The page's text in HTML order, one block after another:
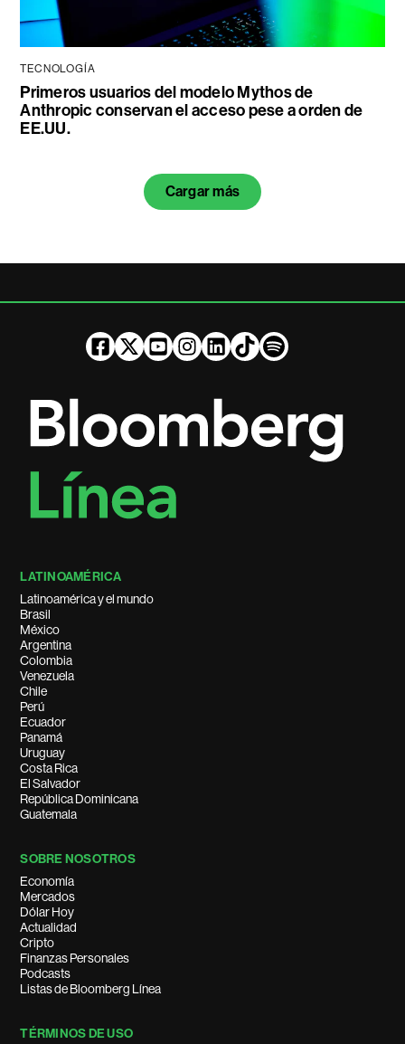
TECNOLOGÍA
Primeros usuarios del modelo Mythos de
Anthropic conservan el acceso pese a orden de
EE.UU.
Cargar más
LATINOAMÉRICA
Latinoamérica y el mundo
Brasil
México
Argentina
Colombia
Venezuela
Chile
Perú
Ecuador
Panamá
Uruguay
Costa Rica
El Salvador
República Dominicana
Guatemala
SOBRE NOSOTROS
Economía
Mercados
Dólar Hoy
Actualidad
Cripto
Finanzas Personales
Podcasts
Listas de Bloomberg Línea
TÉRMINOS DE USO